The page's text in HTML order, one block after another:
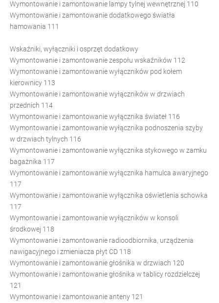
Wymontowanie i zamontowanie lampy tylnej wewnętrznej 110
Wymontowanie i zamontowanie dodatkowego światła
hamowania 111
Wskaźniki, wyłączniki i osprzęt dodatkowy
Wymontowanie i zamontowanie zespołu wskaźników 112
Wymontowanie i zamontowanie wyłączników pod kołem
kierownicy 113
Wymontowanie i zamontowanie wyłączników w drzwiach
przednich 114
Wymontowanie i zamontowanie wyłącznika świateł 116
Wymontowanie i zamontowanie wyłącznika podnoszenia szyby
w drzwiach tylnych 116
Wymontowanie i zamontowanie wyłącznika stykowego w zamku
bagażnika 117
Wymontowanie i zamontowanie wyłącznika hamulca awaryjnego
117
Wymontowanie i zamontowanie wyłącznika oświetlenia schowka
117
Wymontowanie i zamontowanie wyłączników w konsoli
środkowej 118
Wymontowanie i zamontowanie radioodbiornika, urządzenia
nawigacyjnego i zmieniacza płyt CD 118
Wymontowanie i zamontowanie głośnika w drzwiach 120
Wymontowanie i zamontowanie głośnika w tablicy rozdzielczej
121
Wymontowanie i zamontowanie anteny 121